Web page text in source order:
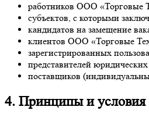
работников ООО «Торговые
субъектов, с которыми
кандидатов на замещение
клиентов ООО «Торговые
зарегистрированных
представителей
поставщиков
4. Принципы и условия